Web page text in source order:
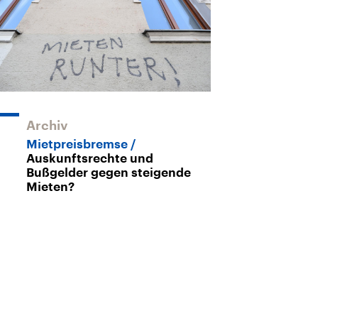
Archiv
Mietpreisbremse
Auskunftsrechte und
Bußgelder gegen steigende
Mieten?